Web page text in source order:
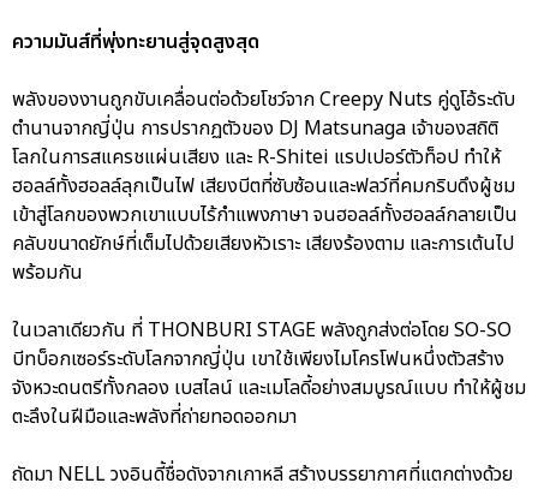
ความมันส์ที่พุ่งทะยานสู่จุดสูงสุด
พลังของงานถูกขับเคลื่อนต่อด้วยโชว์จาก Creepy Nuts คู่ดูโอ้ระดับ
ตำนานจากญี่ปุ่น การปรากฏตัวของ DJ Matsunaga เจ้าของสถิติ
โลกในการสแครชแผ่นเสียง และ R-Shitei แรปเปอร์ตัวท็อป ทำให้
ฮอลล์ทั้งฮอลล์ลุกเป็นไฟ เสียงบีตที่ซับซ้อนและฟลว์ที่คมกริบดึงผู้ชม
เข้าสู่โลกของพวกเขาแบบไร้กำแพงภาษา จนฮอลล์ทั้งฮอลล์กลายเป็น
คลับขนาดยักษ์ที่เต็มไปด้วยเสียงหัวเราะ เสียงร้องตาม และการเต้นไป
พร้อมกัน
ในเวลาเดียวกัน ที่ THONBURI STAGE พลังถูกส่งต่อโดย SO-SO
บีทบ็อกเซอร์ระดับโลกจากญี่ปุ่น เขาใช้เพียงไมโครโฟนหนึ่งตัวสร้าง
จังหวะดนตรีทั้งกลอง เบสไลน์ และเมโลดี้อย่างสมบูรณ์แบบ ทำให้ผู้ชม
ตะลึงในฝีมือและพลังที่ถ่ายทอดออกมา
ถัดมา NELL วงอินดี้ชื่อดังจากเกาหลี สร้างบรรยากาศที่แตกต่างด้วย